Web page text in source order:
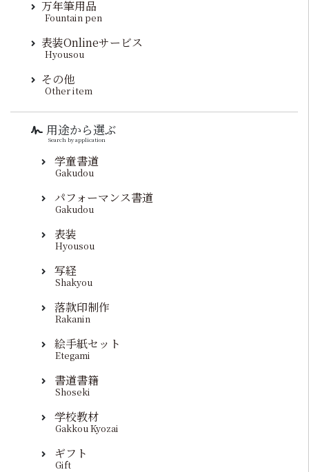
万年筆用品
Fountain pen
表装Onlineサービス
Hyousou
その他
Other item
用途から選ぶ
Search by application
学童書道
Gakudou
パフォーマンス書道
Gakudou
表装
Hyousou
写経
Shakyou
落款印制作
Rakanin
絵手紙セット
Etegami
書道書籍
Shoseki
学校教材
Gakkou Kyozai
ギフト
Gift